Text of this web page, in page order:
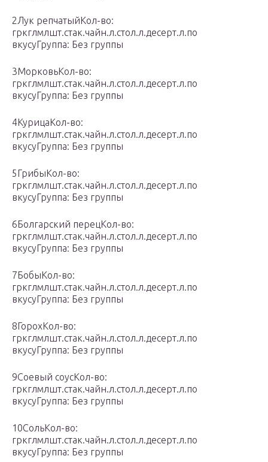
2Лук репчатыйКол-во:
гркглмлшт.стак.чайн.л.стол.л.десерт.л.по
вкусуГруппа: Без группы
3МорковьКол-во:
гркглмлшт.стак.чайн.л.стол.л.десерт.л.по
вкусуГруппа: Без группы
4КурицаКол-во:
гркглмлшт.стак.чайн.л.стол.л.десерт.л.по
вкусуГруппа: Без группы
5ГрибыКол-во:
гркглмлшт.стак.чайн.л.стол.л.десерт.л.по
вкусуГруппа: Без группы
6Болгарский перецКол-во:
гркглмлшт.стак.чайн.л.стол.л.десерт.л.по
вкусуГруппа: Без группы
7БобыКол-во:
гркглмлшт.стак.чайн.л.стол.л.десерт.л.по
вкусуГруппа: Без группы
8ГорохКол-во:
гркглмлшт.стак.чайн.л.стол.л.десерт.л.по
вкусуГруппа: Без группы
9Соевый соусКол-во:
гркглмлшт.стак.чайн.л.стол.л.десерт.л.по
вкусуГруппа: Без группы
10СольКол-во:
гркглмлшт.стак.чайн.л.стол.л.десерт.л.по
вкусуГруппа: Без группы